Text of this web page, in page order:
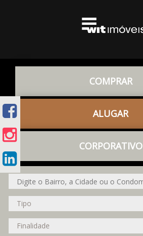
COMPRAR
ALUGAR
CORPORATIVO